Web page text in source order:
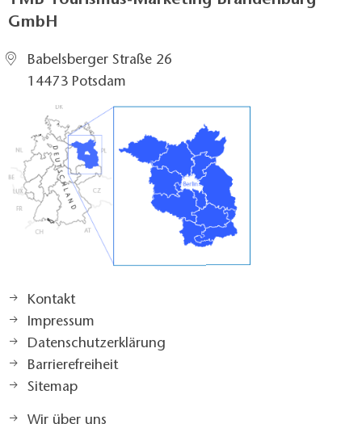
GmbH
Babelsberger Straße 26
14473 Potsdam
Kontakt
Impressum
Datenschutzerklärung
Barrierefreiheit
Sitemap
Wir über uns